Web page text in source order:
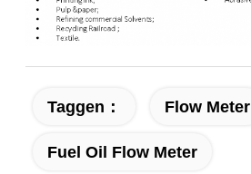
Taggen： Flow Meter
Fuel Oil Flow Meter